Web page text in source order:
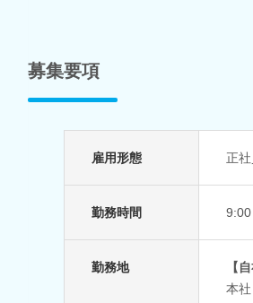
募集要項
雇用形態 正
勤務時間
勤務地
【
本